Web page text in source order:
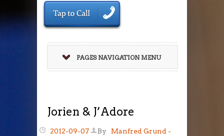
PAGES NAVIGATION MENU
Jorien & J’Adore
2012-09-07 By
Manfred Grund -